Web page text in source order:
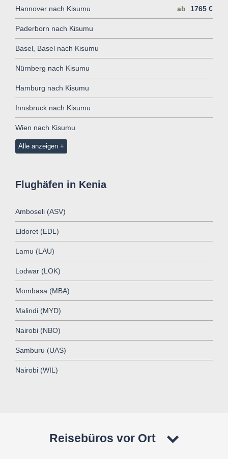
Hannover nach Kisumu ab 1765 €
Paderborn nach Kisumu
Basel, Basel nach Kisumu
Nürnberg nach Kisumu
Hamburg nach Kisumu
Innsbruck nach Kisumu
Wien nach Kisumu
Alle anzeigen
Flughäfen in Kenia
Amboseli (ASV)
Eldoret (EDL)
Lamu (LAU)
Lodwar (LOK)
Mombasa (MBA)
Malindi (MYD)
Nairobi (NBO)
Samburu (UAS)
Nairobi (WIL)
Reisebüros vor Ort